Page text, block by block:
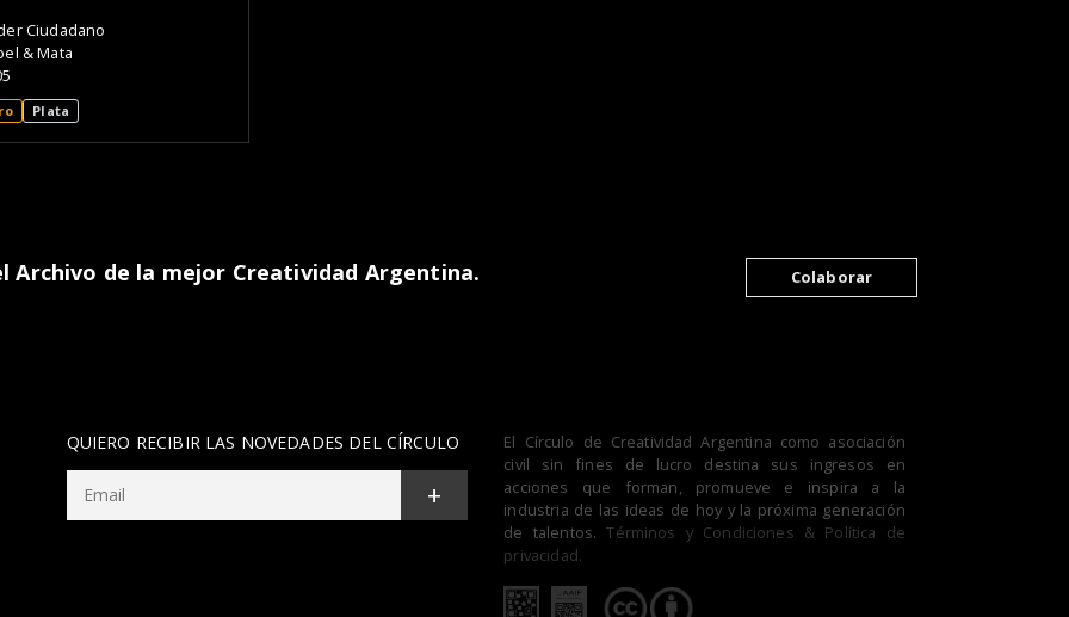
Ciudadano
& Mata
Plata
Archivo de la mejor Creatividad Argentina. Colaborar
QUIERO RECIBIR LAS NOVEDADES DEL CÍRCULO
+
El Círculo de Creatividad Argentina como asociación
civil sin fines de lucro destina sus ingresos en
acciones que forman, promueve e inspira a la
industria de las ideas de hoy y la próxima generación
de talentos.Términos y Condiciones & Política de
privacidad.